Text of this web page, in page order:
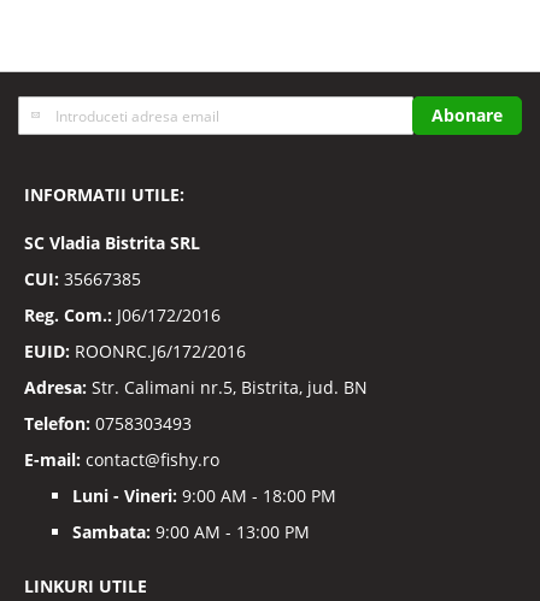
Inscrieti-
va
noastre
Abonare
INFORMATII UTILE:
SC Vladia Bistrita SRL
CUI: 35667385
Reg. Com.: J06/172/2016
EUID: ROONRC.J6/172/2016
Adresa: Str. Calimani nr.5, Bistrita, jud. BN
Telefon: 0758303493
E-mail: contact@fishy.ro
Luni - Vineri: 9:00 AM - 18:00 PM
Sambata: 9:00 AM - 13:00 PM
LINKURI UTILE